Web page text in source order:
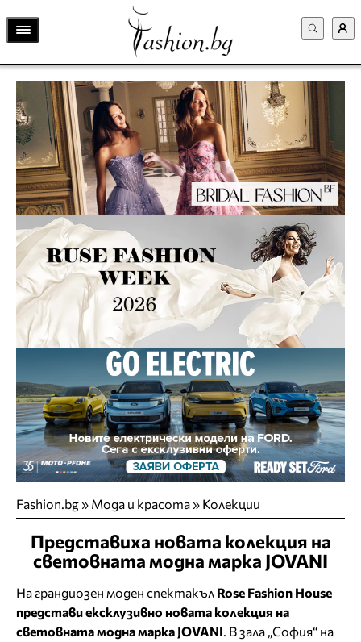
Fashion.bg» Мода и красота» Колекции
Представиха новата колекция на
световната модна марка JOVANI
На грандиозен моден спектакъл Rose Fashion House
представи ексклузивно новата колекция на
световната модна марка JOVANI. В зала „София“ на